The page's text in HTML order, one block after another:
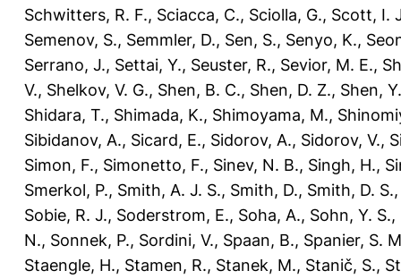
Schwitters, R. F., Sciacca, C., Sciolla, G., Scott, I.
Semenov, S., Semmler, D., Sen, S., Senyo, K.,
Serrano, J., Settai, Y., Seuster, R., Sevior, M. E.,
V., Shelkov, V. G., Shen, B. C., Shen, D. Z., Shen,
Shidara, T., Shimada, K., Shimoyama, M.,
Sibidanov, A., Sicard, E., Sidorov, A., Sidorov, V.,
Simon, F., Simonetto, F., Sinev, N. B., Singh, H.,
Smerkol, P., Smith, A. J. S., Smith, D., Smith, D. S.
Sobie, R. J., Soderstrom, E., Soha, A., Sohn, Y. S.,
N., Sonnek, P., Sordini, V., Spaan, B., Spanier, S.
Staengle, H., Stamen, R., Stanek, M., Stanič, S.,